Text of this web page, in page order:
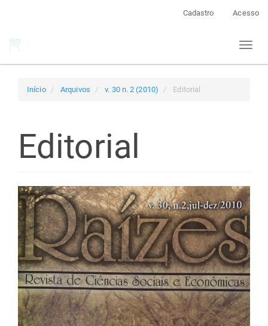
Cadastro Acesso
Toggle
Início Arquivos v. 30 n. 2 (2010) Editorial
Editorial
Barra
lateral
de
artigos